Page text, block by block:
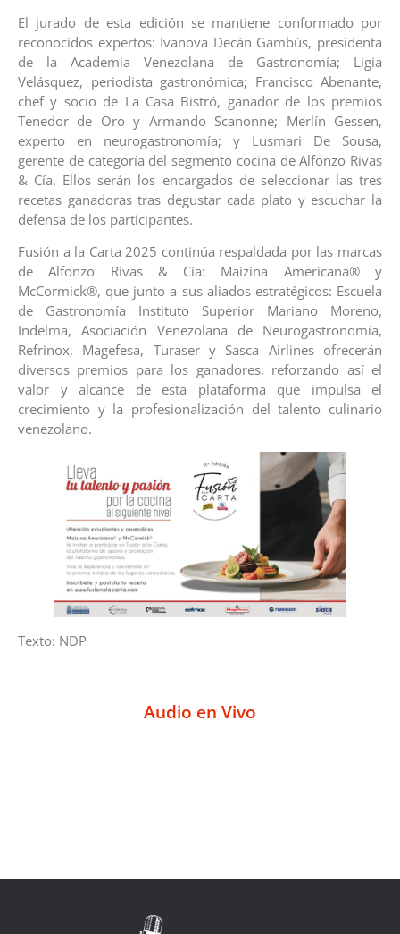
El jurado de esta edición se mantiene conformado por
reconocidos expertos: Ivanova Decán Gambús, presidenta
de la Academia Venezolana de Gastronomía; Ligia
Velásquez, periodista gastronómica; Francisco Abenante,
chef y socio de La Casa Bistró, ganador de los premios
Tenedor de Oro y Armando Scanonne; Merlín Gessen,
experto en neurogastronomía; y Lusmari De Sousa,
gerente de categoría del segmento cocina de Alfonzo Rivas
& Cía. Ellos serán los encargados de seleccionar las tres
recetas ganadoras tras degustar cada plato y escuchar la
defensa de los participantes.
Fusión a la Carta 2025 continúa respaldada por las marcas
de Alfonzo Rivas & Cía: Maizina Americana® y
McCormick®, que junto a sus aliados estratégicos: Escuela
de Gastronomía Instituto Superior Mariano Moreno,
Indelma, Asociación Venezolana de Neurogastronomía,
Refrinox, Magefesa, Turaser y Sasca Airlines ofrecerán
diversos premios para los ganadores, reforzando así el
valor y alcance de esta plataforma que impulsa el
crecimiento y la profesionalización del talento culinario
venezolano.
Texto: NDP
Audio en Vivo